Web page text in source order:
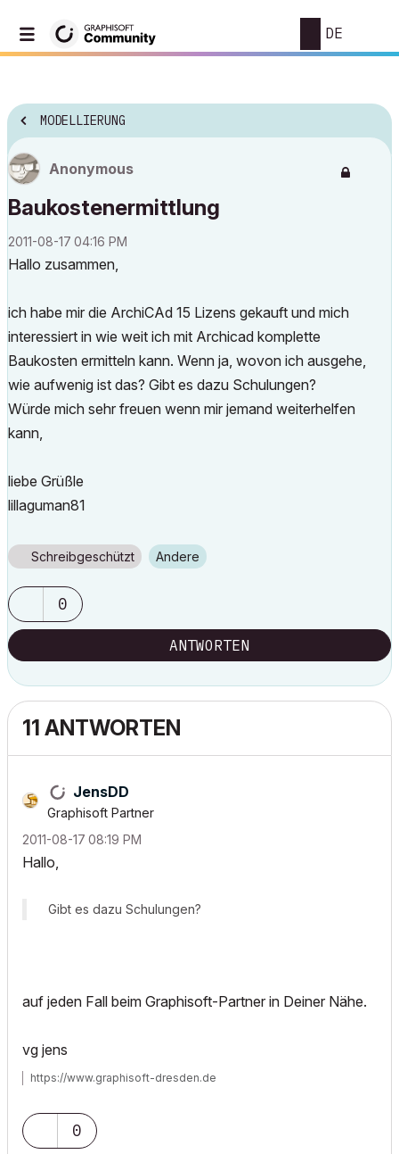
DE
MODELLIERUNG
Anonymous
Baukostenermittlung
‎2011-08-17 04:16 PM
Hallo zusammen,
ich habe mir die ArchiCAd 15 Lizens gekauft und mich
interessiert in wie weit ich mit Archicad komplette
Baukosten ermitteln kann. Wenn ja, wovon ich ausgehe,
wie aufwenig ist das? Gibt es dazu Schulungen?
Würde mich sehr freuen wenn mir jemand weiterhelfen
kann,
liebe Grüßle
lillaguman81
Schreibgeschützt Andere
0
ANTWORTEN
11 ANTWORTEN
JensDD
Graphisoft Partner
‎2011-08-17 08:19 PM
Hallo,
Gibt es dazu Schulungen?
auf jeden Fall beim Graphisoft-Partner in Deiner Nähe.
vg jens
https://www.graphisoft-dresden.de
0